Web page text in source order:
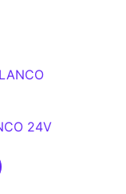
24V